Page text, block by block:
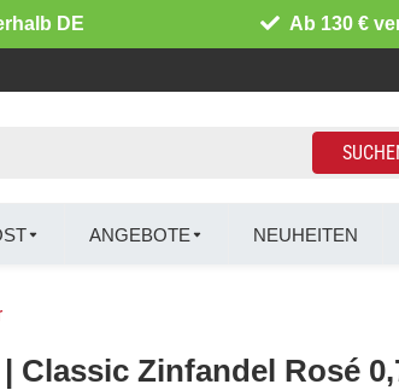
DE Ab 130 €
ANGEBOTE NEUHEITEN
| Classic Zinfandel Rosé